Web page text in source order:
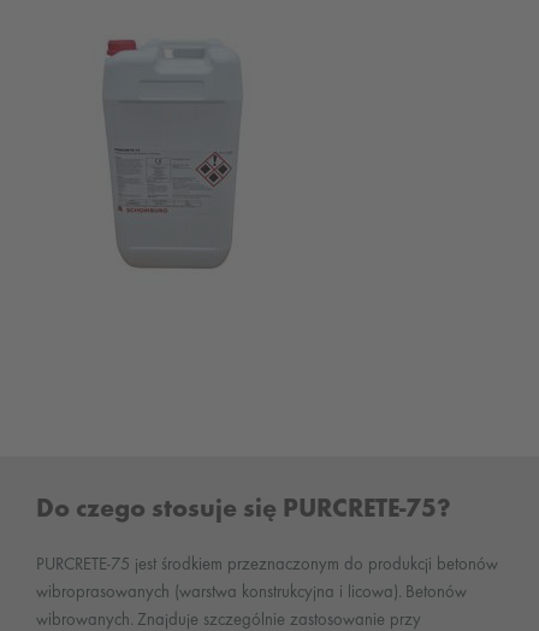
Do czego stosuje się PURCRETE-75?
PURCRETE-75 jest środkiem przeznaczonym do produkcji betonów
wibroprasowanych (warstwa konstrukcyjna i licowa). Betonów
wibrowanych. Znajduje szczególnie zastosowanie przy